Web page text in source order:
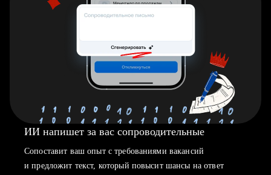
ИИ напишет за вас сопроводительные
Сопоставит ваш опыт с требованиями вакансий
и предложит текст, который повысит шансы на ответ